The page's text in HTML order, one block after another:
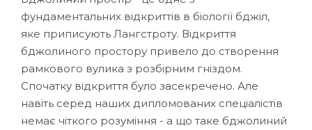
фундаментальних відкриттів в біології бджіл,
яке приписують Лангстроту. Відкриття
бджолиного простору привело до створення
рамкового вулика з розбірним гніздом.
Спочатку відкриття було засекречено. Але
навіть серед наших дипломованих спеціалістів
немає чіткого розуміння - а що таке бджолиний